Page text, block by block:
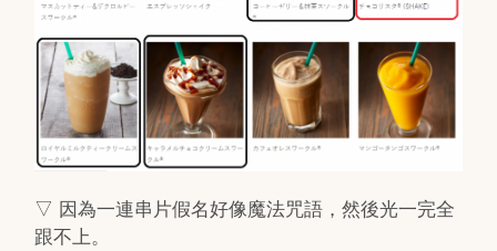
▽ 因為一連串片假名好像魔法咒語，然後光一完全
跟不上。